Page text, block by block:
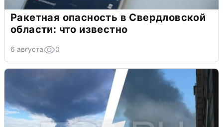
Ракетная опасность в Свердловской
области: что известно
6 августа 0